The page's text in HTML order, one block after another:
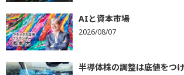
AIと資本市場
2026/08/07
半導体株の調整は底値をつ